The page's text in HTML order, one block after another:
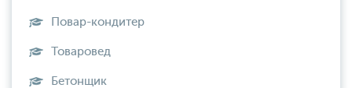
Повар-кондитер
Товаровед
Бетонщик